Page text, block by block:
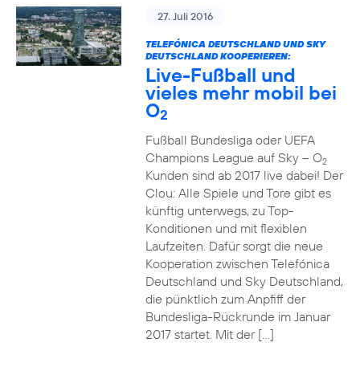
27. Juli 2016
TELEFÓNICA DEUTSCHLAND UND SKY
DEUTSCHLAND KOOPERIEREN:
Live-Fußball und
vieles mehr mobil bei
O2
Fußball Bundesliga oder UEFA
Champions League auf Sky – O2
Kunden sind ab 2017 live dabei! Der
Clou: Alle Spiele und Tore gibt es
künftig unterwegs, zu Top-
Konditionen und mit flexiblen
Laufzeiten. Dafür sorgt die neue
Kooperation zwischen Telefónica
Deutschland und Sky Deutschland,
die pünktlich zum Anpfiff der
Bundesliga-Rückrunde im Januar
2017 startet. Mit der […]